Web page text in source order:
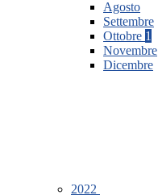
Agosto
Settembre
Ottobre 1
Novembre
Dicembre
2022